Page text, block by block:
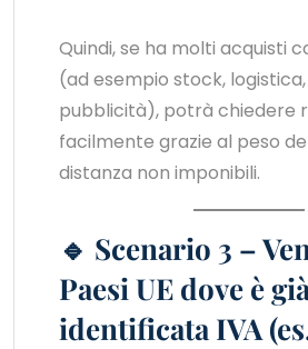
Quindi, se ha molti acquisti
(ad esempio stock, logistica,
pubblicità), potrà chiedere
facilmente grazie al peso
distanza non imponibili.
🔹 Scenario 3 –
Paesi UE dove è già
identificata IVA